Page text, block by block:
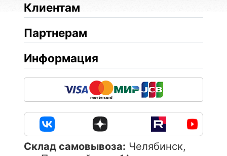
Клиентам
Партнерам
Информация
Cклад самовывоза: Челябинск,